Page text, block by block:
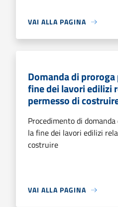
VAI ALLA PAGINA
Domanda di
fine dei lavori edilizi
permesso di
Procedimento di
la fine dei lavori edilizi
costruire
VAI ALLA PAGINA